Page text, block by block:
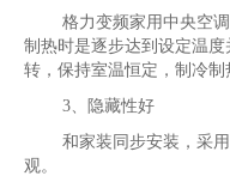
格力变频家用中央空
制热时是逐步达到设定温
转，保持室温恒定，制冷制
3、隐藏性好
和家装同步安装，采
观。